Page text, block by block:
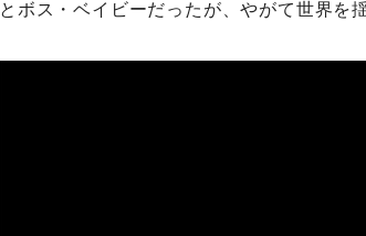
とボス・ベイビーだったが、やがて世界を